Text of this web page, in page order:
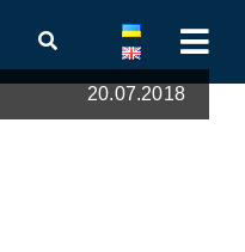
20.07.2018